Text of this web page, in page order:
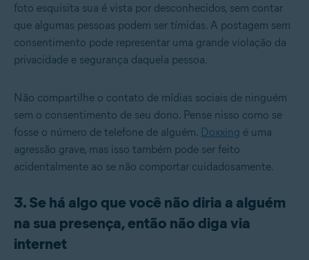
foto esquisita sua é vista por desconhecidos, sem contar
que algumas pessoas podem ser tímidas. A postagem sem
consentimento pode representar uma grande violação da
privacidade e segurança daquela pessoa.
Não compartilhe o contato de mídias sociais de ninguém
sem o consentimento de seu dono. Pense nisso como se
fosse o número de telefone de alguém. Doxxing é uma
agressão grave, mas isso também pode ser feito
acidentalmente ao se não comportar cuidadosamente.
3. Se há algo que você não diria a alguém
na sua presença, então não diga via
internet